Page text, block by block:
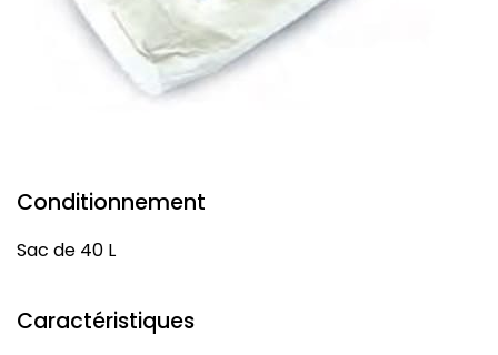
Conditionnement
Sac de 40 L
Caractéristiques